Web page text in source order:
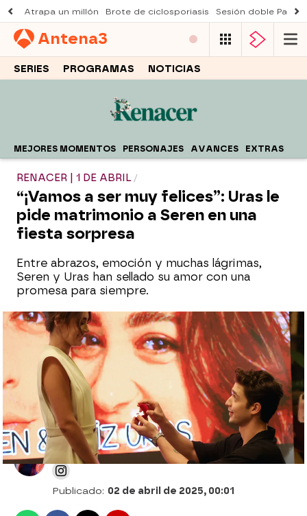
Atrapa un millón Brote de ciclosporiasis Sesión doble
Antena3
SERIES PROGRAMAS NOTICIAS
MEJORES MOMENTOS PERSONAJES AVANCES EXTRAS
RENACER | 1 DE ABRIL
“¡Vamos a ser muy felices”: Uras le
pide matrimonio a Seren en una
fiesta sorpresa
Entre abrazos, emoción y muchas lágrimas,
Seren y Uras han sellado su amor con una
promesa para siempre.
Uras rompe a llorar con la carta de Bahar:
su corazón ya sabe lo que quiere
Desirée Castillo
Publicado: 02 de abril de 2025, 00:01